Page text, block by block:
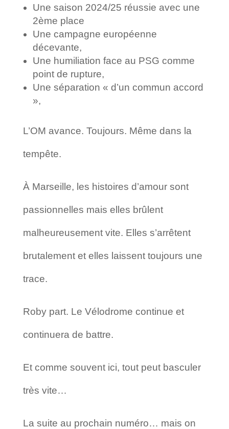
Une saison 2024/25 réussie avec une
2ème place
Une campagne européenne
décevante,
Une humiliation face au PSG comme
point de rupture,
Une séparation « d’un commun accord
»,
L’OM avance. Toujours. Même dans la
tempête.
À Marseille, les histoires d’amour sont
passionnelles mais elles brûlent
malheureusement vite. Elles s’arrêtent
brutalement et elles laissent toujours une
trace.
Roby part. Le Vélodrome continue et
continuera de battre.
Et comme souvent ici, tout peut basculer
très vite…
La suite au prochain numéro… mais on